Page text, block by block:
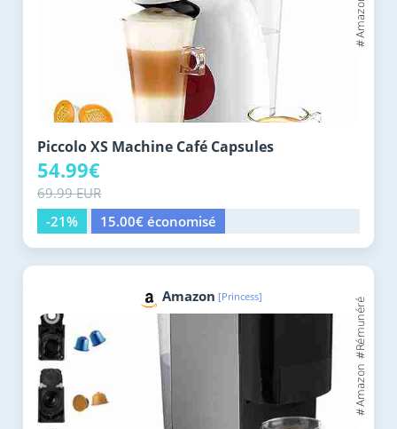
Piccolo XS Machine Café Capsules
54.99€
69.99 EUR
-21%
15.00€ économisé
Amazon [Princess]